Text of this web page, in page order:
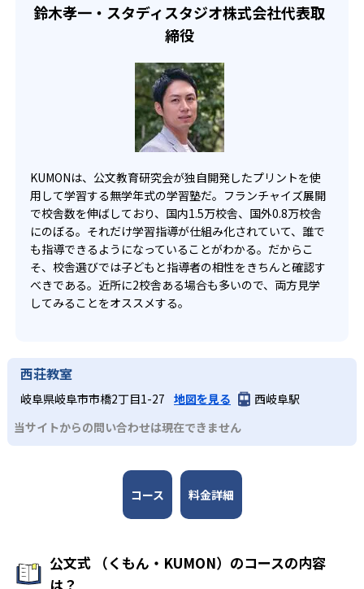
宿題の量や進め方に関しては、いつでも気軽に相談可能
鈴木孝一・スタディスタジオ株式会社代表取
締役
KUMONは、公文教育研究会が独自開発したプリントを使
用して学習する無学年式の学習塾だ。フランチャイズ展開
で校舎数を伸ばしており、国内1.5万校舎、国外0.8万校舎
にのぼる。それだけ学習指導が仕組み化されていて、誰で
も指導できるようになっていることがわかる。だからこ
そ、校舎選びでは子どもと指導者の相性をきちんと確認す
べきである。近所に2校舎ある場合も多いので、両方見学
してみることをオススメする。
西荘教室
岐阜県岐阜市市橋2丁目1-27 地図を見る
西岐阜駅
当サイトからの問い合わせは現在できません
コース 料金詳細
公文式 （くもん・KUMON）のコースの内容
は？